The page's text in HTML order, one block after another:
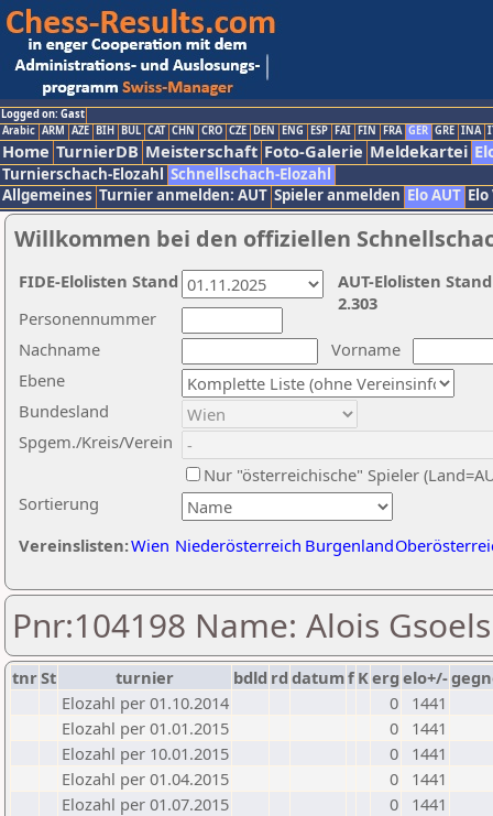
Logged on: Gast
Arabic ARM AZE BIH BUL CAT CHN CRO CZE DEN ENG ESP FAI FIN FRA GER GRE INA
Home TurnierDB Meisterschaft Foto-Galerie Meldekartei
Turnierschach-Elozahl Schnellschach-Elozahl
Allgemeines Turnier anmelden: AUT Spieler anmelden Elo AUT
Willkommen bei den offiziellen
Nachname
Vorname
Ebene
Sortierung
Personennummer
Bundesland
Spgem./Kreis/Verein
Nur "österreichische" Spieler
Vereinslisten:Wien Niederösterreich Burgenland
AUT-Elolisten
2.303
FIDE-Elolisten Stand
Pnr:104198 Name: Alois Gsoels
tnrSt turnier bdld rd datumf Kerg elo+/-
Elozahl per 01.10.2014
0
1441
Elozahl per 01.01.2015
0
1441
Elozahl per 10.01.2015
0
1441
Elozahl per 01.04.2015
0
1441
Elozahl per 01.07.2015
0
1441